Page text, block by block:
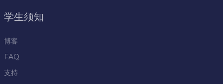
学生须知
博客
FAQ
支持